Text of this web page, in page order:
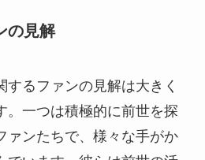
の見解
するファンの見解は大きく
。一つは積極的に前世を探
ァンたちで、様々な手がか